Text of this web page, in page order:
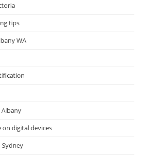
tips
WA
Albany
on digital devices
Sydney